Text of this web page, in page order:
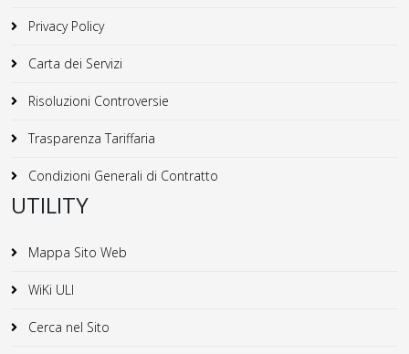
Privacy Policy
Carta dei Servizi
Risoluzioni Controversie
Trasparenza Tariffaria
Condizioni Generali di Contratto
UTILITY
Mappa Sito Web
WiKi ULI
Cerca nel Sito